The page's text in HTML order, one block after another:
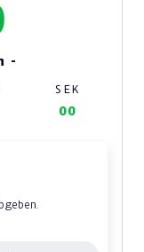
-
SEK
00